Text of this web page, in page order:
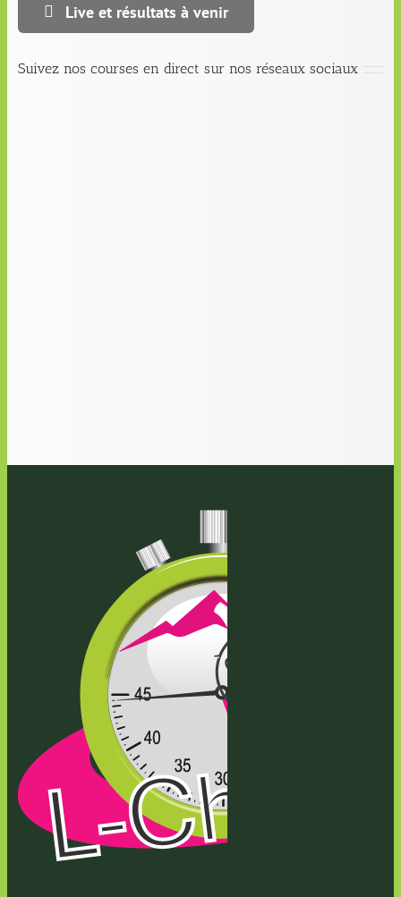
Live et résultats à venir
Suivez nos courses en direct sur nos réseaux sociaux